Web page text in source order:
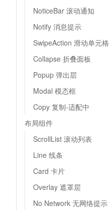
NoticeBar 滚动通知
Notify 消息提示
SwipeAction 滑动单元格
Collapse 折叠面板
Popup 弹出层
Modal 模态框
Copy 复制-适配中
布局组件
ScrollList 滚动列表
Line 线条
Card 卡片
Overlay 遮罩层
No Network 无网络提示